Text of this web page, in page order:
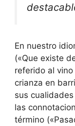
En nuestro
(«Que existe
referido al
crianza en
sus
las
término